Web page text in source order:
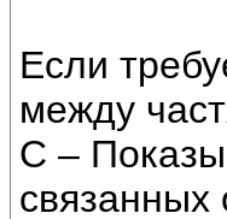
Если
между
С –